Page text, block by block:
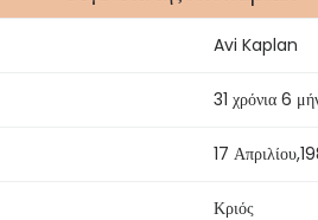
Avi Kaplan
31 χρόνια 6
17 Απριλίου,
Κριός